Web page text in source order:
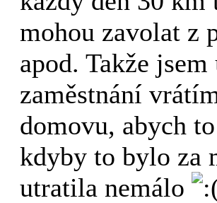
mohou zavolat z
apod. Takže
zaměstnání
domovu, abych
kdyby to bylo za
utratila nemálo